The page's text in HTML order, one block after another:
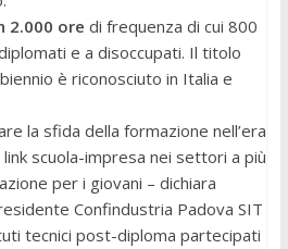
2.000 ore di frequenza di cui 800
e a disoccupati. Il titolo
è riconosciuto in Italia e
la sfida della formazione nell’era
scuola-impresa nei settori a più
per i giovani – dichiara
Confindustria Padova SIT
tecnici post-diploma partecipati